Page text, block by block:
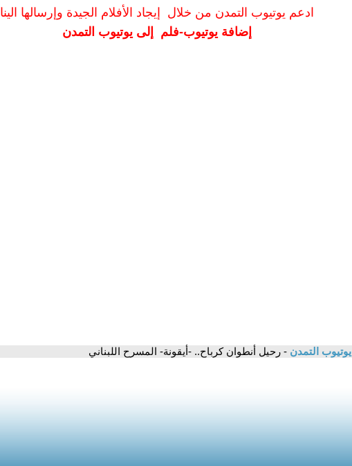
ادعم يوتيوب التمدن من خلال إيجاد الأفلام الجيدة وإرسالها الينا
إضافة يوتيوب-فلم إلى يوتيوب التمدن
يوتيوب التمدن - رحيل أنطوان كرباح.. -أيقونة- المسرح اللبناني